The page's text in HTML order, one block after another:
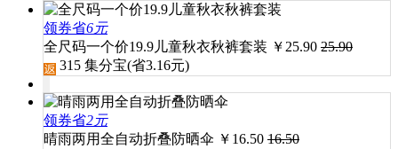
领券省6元
全尺码一个价19.9儿童秋衣秋裤套装 ￥ 25.90 25.90
315 集分宝(省3.16元)
领券省2元
晴雨两用全自动折叠防晒伞 ￥ 16.50 16.50